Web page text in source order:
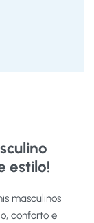
estilo!
masculinos
conforto e